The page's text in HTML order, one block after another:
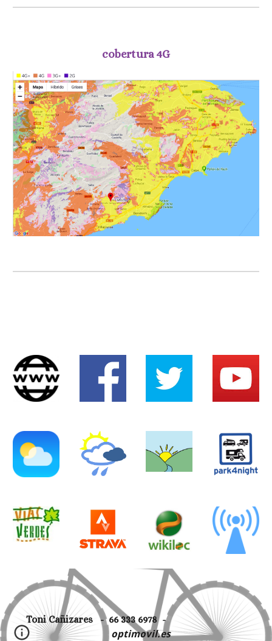
cobertura 4G
Toni Cañizares - 66 333 6978 -
optimovil.es